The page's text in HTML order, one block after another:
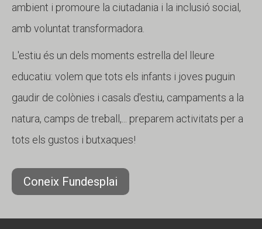
ambient i promoure la ciutadania i la inclusió social,
amb voluntat transformadora.
L'estiu és un dels moments estrella del lleure
educatiu: volem que tots els infants i joves puguin
gaudir de colònies i casals d'estiu, campaments a la
natura, camps de treball,... preparem activitats per a
tots els gustos i butxaques!
Coneix Fundesplai